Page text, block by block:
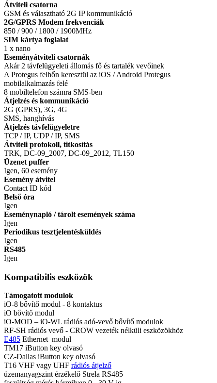
Átviteli csatorna
GSM és választható 2G IP kommunikáció
2G/GPRS Modem frekvenciák
850 / 900 / 1800 / 1900MHz
SIM kártya foglalat
1 x nano
Eseményátviteli csatornák
Akár 2 távfelügyeleti állomás fő és tartalék vevőinek
A Protegus felhőn keresztül az iOS / Android Protegus
mobilalkalmazás felé
8 mobiltelefon számra SMS-ben
Átjelzés és kommunikáció
2G (GPRS), 3G, 4G
SMS, hanghívás
Átjelzés távfelügyeletre
TCP / IP, UDP / IP, SMS
Átviteli protokoll, titkosítás
TRK, DC-09_2007, DC-09_2012, TL150
Üzenet puffer
Igen, 60 esemény
Esemény átvitel
Contact ID kód
Belső óra
Igen
Eseménynapló / tárolt események száma
Igen
Periodikus tesztjelentésküldés
Igen
RS485
Igen
Kompatibilis eszközök
Támogatott modulok
iO-8 bővítő modul - 8 kontaktus
iO bővítő modul
iO-MOD – iO-WL rádiós adó-vevő bővítő modulok
RF-SH rádiós vevő - CROW vezeték nélküli eszközökhöz
E485 Ethernet modul
TM17 iButton key olvasó
CZ-Dallas iButton key olvasó
T16 VHF vagy UHF rádiós átjelző
üzemanyagszint érzékelő Strela RS485